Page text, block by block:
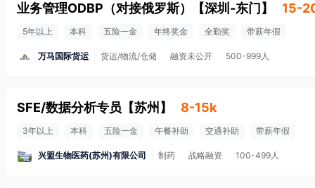
业务管理ODBP（对接俄罗斯） 【深圳-东门 】 15-
5年以上 本科 五险一金 年终奖金 全勤奖 带薪年假
万马国际货运 货运/物流/仓储 融资未公开 500-999人
SFE/数据分析专员 【苏州 】 8-15k
3年以上 本科 五险一金 午餐补助 交通补助 带薪年假
兴盟生物医药(苏州)有限公司 制药 战略融资 100-499人